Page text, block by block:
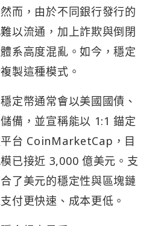
而，由於不同銀行發行的
以流通，加上詐欺與倒閉
系高度混亂。如今，穩定
製這種模式。
定幣通常會以美國國債、
備，並宣稱能以 1:1 錨定
台 CoinMarketCap，目
已接近 3,000 億美元。支
了美元的穩定性與區塊鏈
付更快速、成本更低。